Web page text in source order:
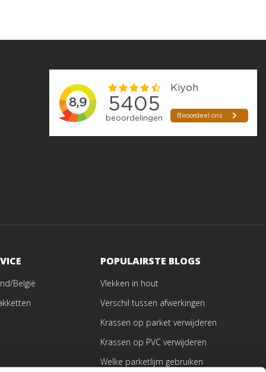
België
POPULAIRSTE BLOGS
Vlekken in hout
Verschil tussen afwerkingen
Krassen op parket verwijderen
Krassen op PVC verwijderen
Welke parketlijm gebruiken